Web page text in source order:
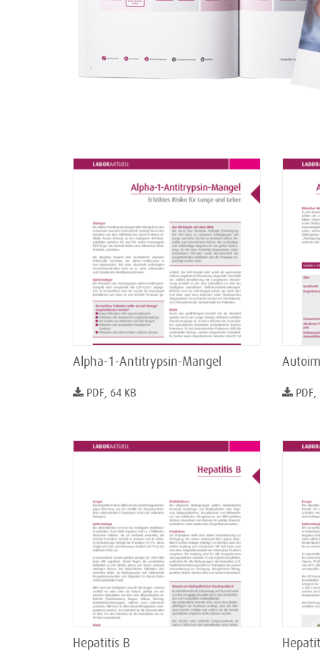
Alpha-1-Antitrypsin-Mangel
PDF, 64 KB PDF,
Hepatitis B